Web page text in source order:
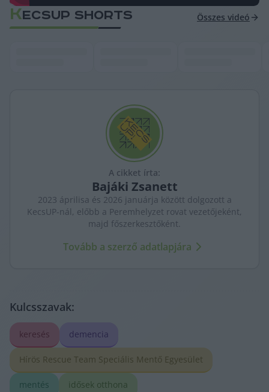
KECSUP SHORTS Összes videó
A cikket írta:
Bajáki Zsanett
2023 áprilisa és 2026 januárja között dolgozott a
KecsUP-nál, előbb a Peremhelyzet rovat vezetőjeként,
majd főszerkesztőként.
Tovább a szerző adatlapjára
Kulcsszavak:
keresés demencia
Hírös Rescue Team Speciális Mentő Egyesület
mentés idősek otthona